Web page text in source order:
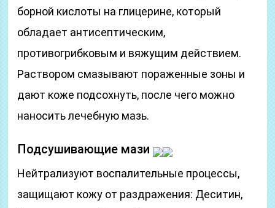
борной кислоты на глицерине, который
обладает антисептическим,
противогрибковым и вяжущим действием.
Раствором смазывают пораженные зоны и
дают коже подсохнуть, после чего можно
наносить лечебную мазь.
Подсушивающие мази
Нейтрализуют воспалительные процессы,
защищают кожу от раздражения: Деситин,